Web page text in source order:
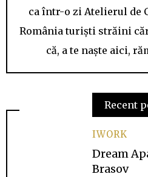
ca într-o zi Atelierul de
România turiști străini
că, a te naște aici,
Recent
IWORK
Dream
Brasov